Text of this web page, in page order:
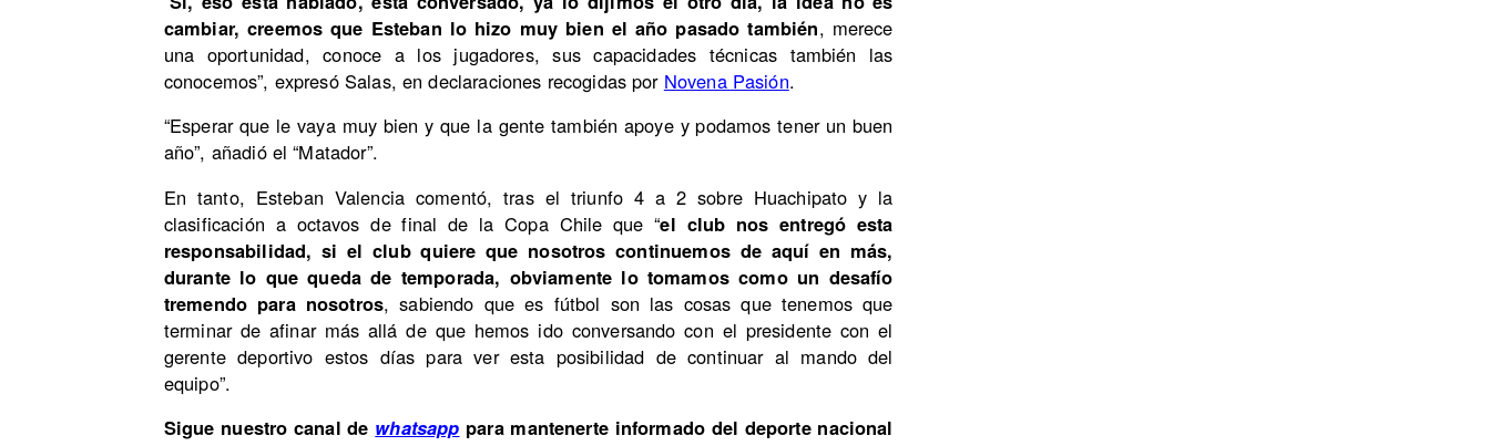
cambiar, creemos que Esteban lo hizo muy bien el año pasado también, merece
una oportunidad, conoce a los jugadores, sus capacidades técnicas también las
conocemos”, expresó Salas, en declaraciones recogidas por Novena Pasión.
“Esperar que le vaya muy bien y que la gente también apoye y podamos tener un buen
año”, añadió el “Matador”.
En tanto, Esteban Valencia comentó, tras el triunfo 4 a 2 sobre Huachipato y la
clasificación a octavos de final de la Copa Chile que “el club nos entregó esta
responsabilidad, si el club quiere que nosotros continuemos de aquí en más,
durante lo que queda de temporada, obviamente lo tomamos como un desafío
tremendo para nosotros, sabiendo que es fútbol son las cosas que tenemos que
terminar de afinar más allá de que hemos ido conversando con el presidente con el
gerente deportivo estos días para ver esta posibilidad de continuar al mando del
equipo”.
Sigue nuestro canal de whatsapp para mantenerte informado del deporte nacional